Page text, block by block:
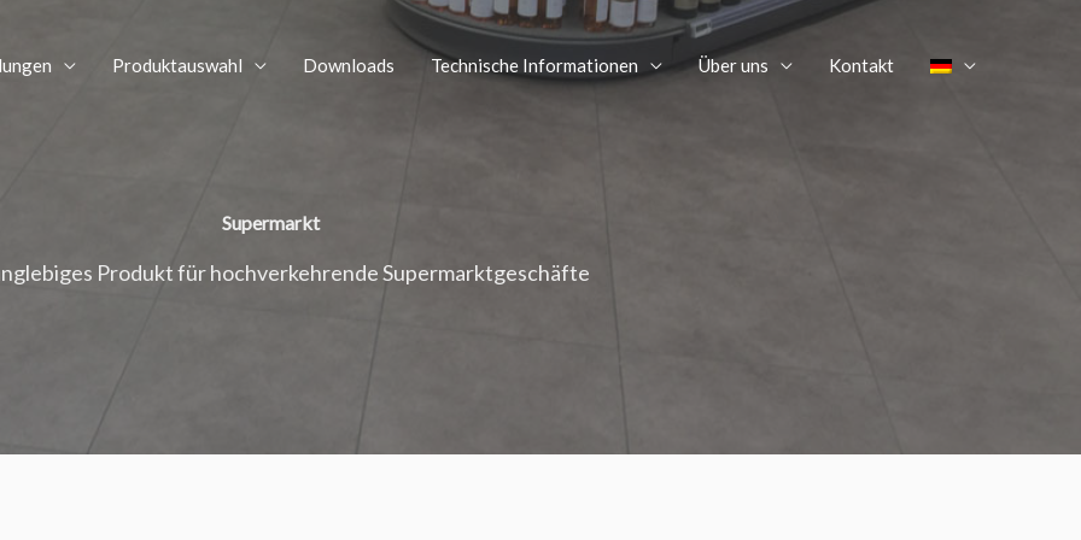
Produktauswahl Downloads Technische Informationen Über uns Kontakt
Supermarkt
Produkt für hochverkehrende Supermarktgeschäfte